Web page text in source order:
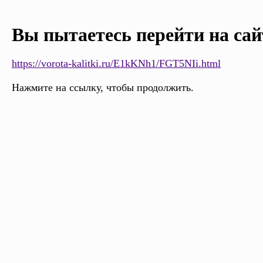
Вы пытаетесь перейти на
https://vorota-kalitki.ru/E1kKNh1/FGT5NIi.html
Нажмите на ссылку, чтобы продолжить.